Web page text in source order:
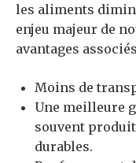
les aliments
enjeu majeur de
avantages
Moins de
Une meilleure
souvent
durables.